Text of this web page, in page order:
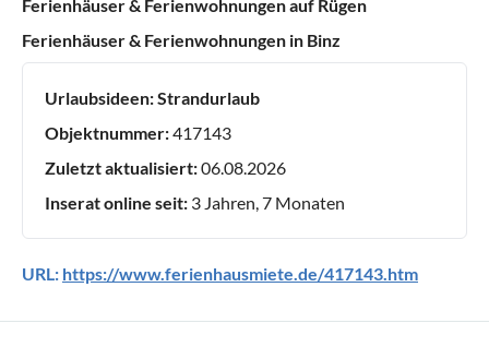
Ferienhäuser & Ferienwohnungen auf Rügen
Ferienhäuser & Ferienwohnungen in Binz
Urlaubsideen:Strandurlaub
Objektnummer:417143
Zuletzt aktualisiert:06.08.2026
Inserat online seit: 3 Jahren, 7 Monaten
URL: https://www.ferienhausmiete.de/417143.htm